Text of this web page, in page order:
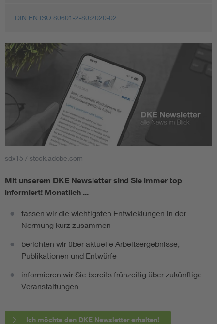
DIN EN ISO 80601-2-80:2020-02
sdx15 / stock.adobe.com
Mit unserem DKE Newsletter sind Sie immer top
informiert! Monatlich ...
fassen wir die wichtigsten Entwicklungen in der
Normung kurz zusammen
berichten wir über aktuelle Arbeitsergebnisse,
Publikationen und Entwürfe
informieren wir Sie bereits frühzeitig über zukünftige
Veranstaltungen
Ich möchte den DKE Newsletter erhalten!